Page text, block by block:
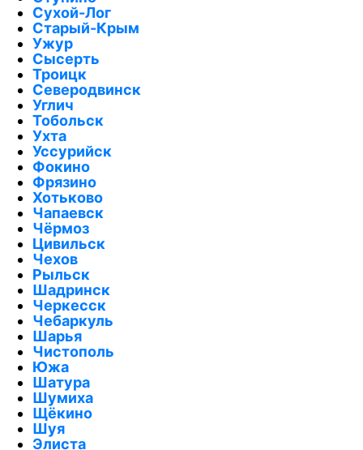
Сухой-Лог
Старый-Крым
Ужур
Сысерть
Троицк
Северодвинск
Углич
Тобольск
Ухта
Уссурийск
Фокино
Фрязино
Хотьково
Чапаевск
Чёрмоз
Цивильск
Чехов
Рыльск
Шадринск
Черкесск
Чебаркуль
Шарья
Чистополь
Южа
Шатура
Шумиха
Щёкино
Шуя
Элиста